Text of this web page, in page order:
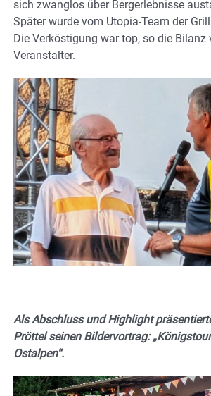
sich zwanglos über Bergerlebnisse
Später wurde vom Utopia-Team der
Die Verköstigung war top, so die Bilanz
Veranstalter.
Als Abschluss und Highlight
Pröttel seinen Bildervortrag:
Ostalpen“.